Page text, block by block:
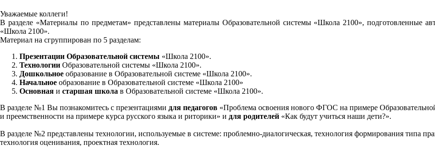
Уважаемые коллеги!
В разделе «Материалы по предметам» представлены материалы Образовательной системы «Школа 2100», подготовленные
«Школа 2100».
Материал на сгруппирован по 5 разделам:
Презентации Образовательной системы «Школа 2100».
Технологии Образовательной системы «Школа 2100».
Дошкольное образование в Образовательной системе «Школа 2100».
Начальное образование в Образовательной системе «Школа 2100»
Основная и старшая школа в Образовательной системе «Школа 2100».
В разделе №1 Вы познакомитесь с презентациями для педагогов «Проблема освоения нового ФГОС на примере
и преемственности на примере курса русского языка и риторики» и для родителей «Как будут учиться наши дети?».
В разделе №2 представлены технологии, используемые в системе: проблемно-диалогическая, технология формирования типа
технология оценивания, проектная технология.